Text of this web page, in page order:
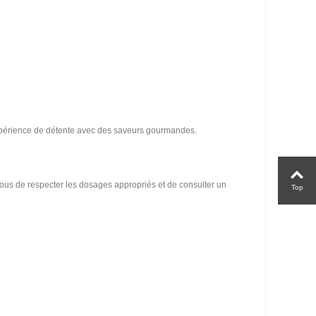
de détente avec des saveurs gourmandes.
de respecter les dosages appropriés et de consulter un Top